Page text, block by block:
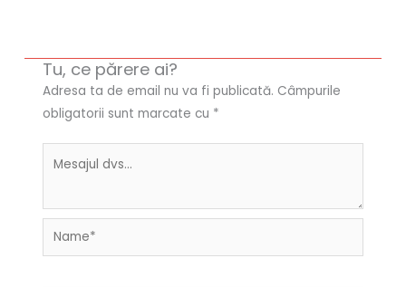
Tu, ce părere ai?
Adresa ta de email nu va fi publicată. Câmpurile
obligatorii sunt marcate cu *
Name*